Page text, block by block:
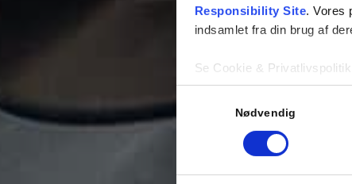
Responsibility Site. Vores
indsamlet fra din brug af
Se Cookie & Privatlivspolitik
Nødvendig